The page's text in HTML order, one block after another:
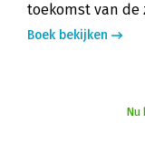
toekomst van de
Boek bekijken